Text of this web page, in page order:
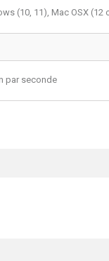
(10, 11), Mac OSX
par seconde